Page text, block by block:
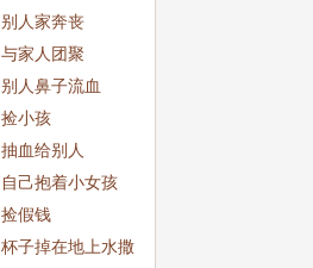
吵
别人家奔丧
与家人团聚
别人鼻子流血
捡小孩
抽血给别人
自己抱着小女孩
捡假钱
杯子掉在地上水撒